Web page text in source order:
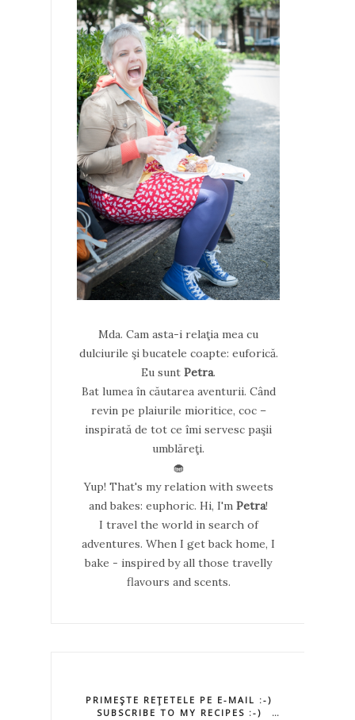
Mda. Cam asta-i relaţia mea cu
dulciurile şi bucatele coapte: euforică.
Eu sunt Petra.
Bat lumea în căutarea aventurii. Când
revin pe plaiurile mioritice, coc –
inspirată de tot ce îmi servesc paşii
umblăreţi.
🧁
Yup! That's my relation with sweets
and bakes: euphoric. Hi, I'm Petra!
I travel the world in search of
adventures. When I get back home, I
bake - inspired by all those travelly
flavours and scents.
PRIMEŞTE REŢETELE PE E-MAIL :-)
SUBSCRIBE TO MY RECIPES :-)